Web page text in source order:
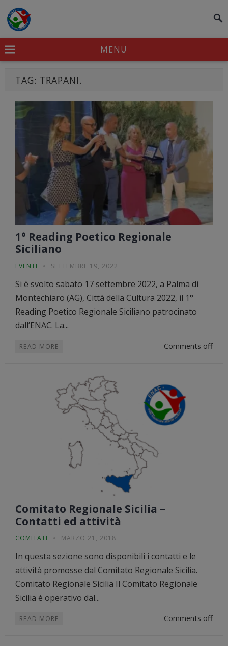
MENU
TAG: TRAPANI.
1° Reading Poetico Regionale
Siciliano
EVENTI SETTEMBRE 19, 2022
Si è svolto sabato 17 settembre 2022, a Palma di
Montechiaro (AG), Città della Cultura 2022, il 1°
Reading Poetico Regionale Siciliano patrocinato
dall’ENAC. La...
READ MORE Comments off
Comitato Regionale Sicilia –
Contatti ed attività
COMITATI MARZO 21, 2018
In questa sezione sono disponibili i contatti e le
attività promosse dal Comitato Regionale Sicilia.
Comitato Regionale Sicilia Il Comitato Regionale
Sicilia è operativo dal...
READ MORE Comments off